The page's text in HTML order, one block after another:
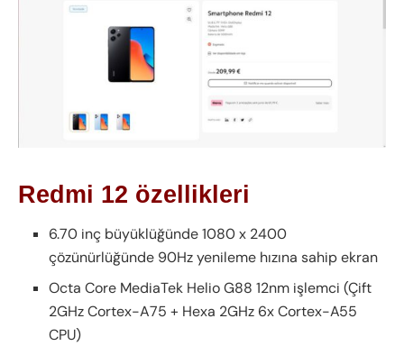
Redmi 12 özellikleri
6.70 inç büyüklüğünde 1080 x 2400
çözünürlüğünde 90Hz yenileme hızına sahip ekran
Octa Core MediaTek Helio G88 12nm işlemci (Çift
2GHz Cortex-A75 + Hexa 2GHz 6x Cortex-A55
CPU)